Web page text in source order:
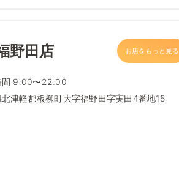
野田店 お店をもっと見る
間 9:00〜22:00
津軽郡板柳町大字福野田字実田4番地15